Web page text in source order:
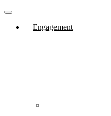
Engagement